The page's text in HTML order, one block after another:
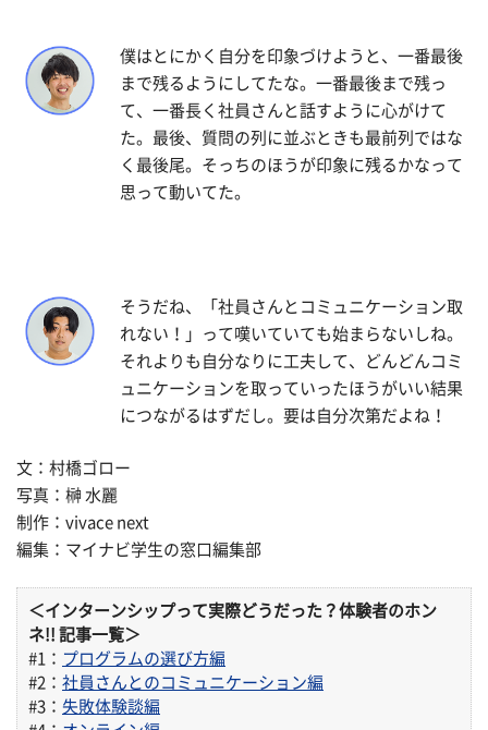
僕はとにかく自分を印象づけようと、一番最後
まで残るようにしてたな。一番最後まで残っ
て、一番長く社員さんと話すように心がけて
た。最後、質問の列に並ぶときも最前列ではな
く最後尾。そっちのほうが印象に残るかなって
思って動いてた。
そうだね、「社員さんとコミュニケーション取
れない！」って嘆いていても始まらないしね。
それよりも自分なりに工夫して、どんどんコミ
ュニケーションを取っていったほうがいい結果
につながるはずだし。要は自分次第だよね！
文： 村橋ゴロー
写真：榊 水麗
制作：vivace next
編集：マイナビ学生の窓口編集部
＜インターンシップって実際どうだった？体験者のホン
ネ!! 記事一覧＞
#1： プログラムの選び方編
#2： 社員さんとのコミュニケーション編
#3： 失敗体験談編